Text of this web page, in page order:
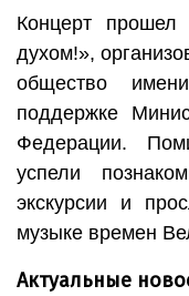
Концерт
духом!»,
общество
поддержке
Федерации.
успели
экскурсии и
музыке времен
Актуальные